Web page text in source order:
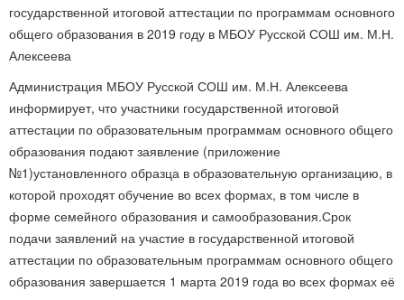
государственной итоговой аттестации по программам основного
общего образования в 2019 году в МБОУ Русской СОШ им. М.Н.
Алексеева
Администрация МБОУ Русской СОШ им. М.Н. Алексеева
информирует, что участники государственной итоговой
аттестации по образовательным программам основного общего
образования подают заявление (приложение
№1)установленного образца в образовательную организацию, в
которой проходят обучение во всех формах, в том числе в
форме семейного образования и самообразования.Срок
подачи заявлений на участие в государственной итоговой
аттестации по образовательным программам основного общего
образования завершается 1 марта 2019 года во всех формах её